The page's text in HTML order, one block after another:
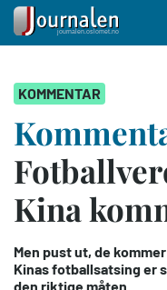
hovedinnhold
KOMMENTAR
Kina
Men pust ut, de
Kinas fotballsatsing er
den riktige måten.